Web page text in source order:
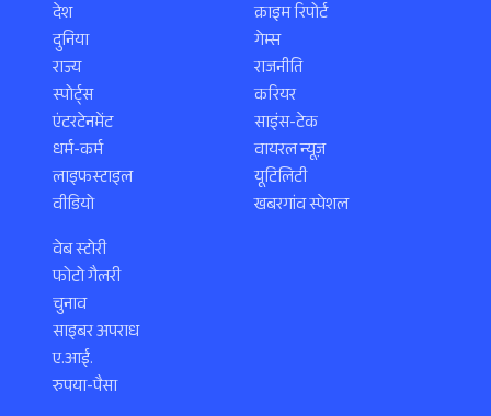
देश
दुनिया
राज्य
स्पोर्ट्स
एंटरटेनमेंट
धर्म-कर्म
लाइफस्टाइल
वीडियो
क्राइम रिपोर्ट
गेम्स
राजनीति
करियर
साइंस-टेक
वायरल न्यूज़
यूटिलिटी
खबरगांव स्पेशल
वेब स्टोरी
फोटो गैलरी
चुनाव
साइबर अपराध
ए.आई.
रुपया-पैसा